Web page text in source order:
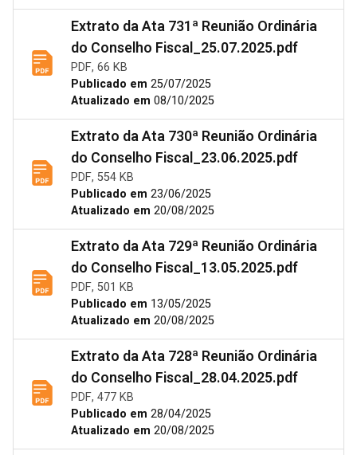
Extrato da Ata 731ª Reunião Ordinária
do Conselho Fiscal_25.07.2025.pdf
PDF, 66 KB
Publicado em 25/07/2025
Atualizado em 08/10/2025
Extrato da Ata 730ª Reunião Ordinária
do Conselho Fiscal_23.06.2025.pdf
PDF, 554 KB
Publicado em 23/06/2025
Atualizado em 20/08/2025
Extrato da Ata 729ª Reunião Ordinária
do Conselho Fiscal_13.05.2025.pdf
PDF, 501 KB
Publicado em 13/05/2025
Atualizado em 20/08/2025
Extrato da Ata 728ª Reunião Ordinária
do Conselho Fiscal_28.04.2025.pdf
PDF, 477 KB
Publicado em 28/04/2025
Atualizado em 20/08/2025